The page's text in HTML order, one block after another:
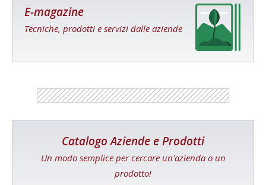
E-magazine
Tecniche, prodotti e servizi dalle aziende
Catalogo Aziende e Prodotti
Un modo semplice per cercare un'azienda o un
prodotto!